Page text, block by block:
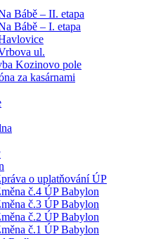
Bábě – II. etapa
Bábě – I. etapa
ul.
Kozinovo pole
za kasárnami
o uplatňování ÚP
č.4 ÚP Babylon
č.3 ÚP Babylon
č.2 ÚP Babylon
č.1 ÚP Babylon